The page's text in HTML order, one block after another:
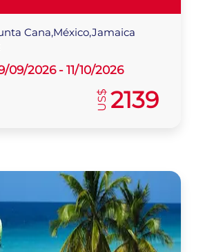
Cana,México,Jamaica
09/2026 - 11/10/2026
US$2139